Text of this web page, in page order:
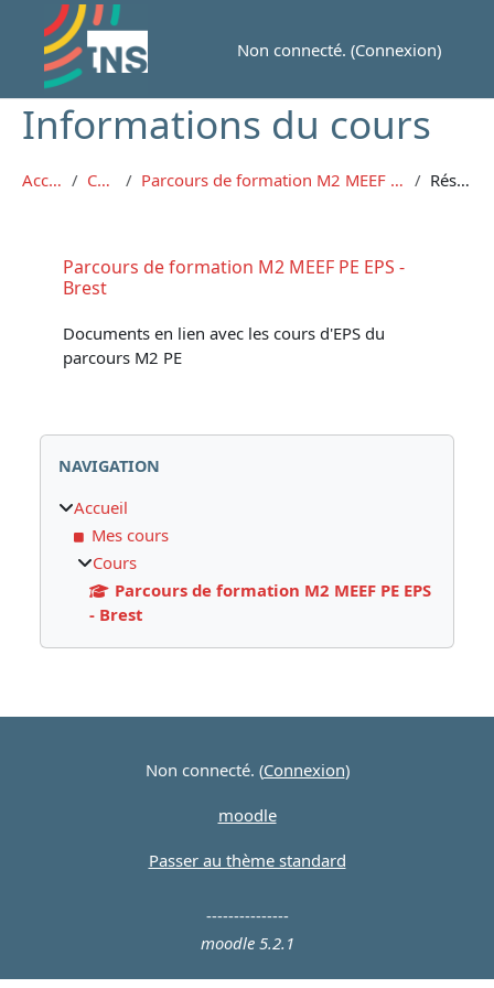
Passer au contenu principal
Non connecté. (Connexion)
Informations du cours
Accueil Cours Parcours de formation M2 MEEF PE EPS - Brest Résumé
Parcours de formation M2 MEEF PE EPS -
Brest
Documents en lien avec les cours d'EPS du
parcours M2 PE
Blocs
Passer Navigation
NAVIGATION
Accueil
Mes cours
Cours
Parcours de formation M2 MEEF PE EPS
- Brest
Non connecté. (Connexion)
moodle
Passer au thème standard
---------------
moodle 5.2.1